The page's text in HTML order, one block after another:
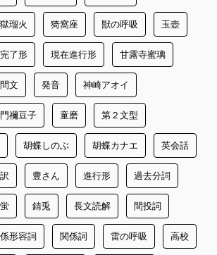
瑠火 猗窩座 獣の呼吸 玉壺
了形 現在進行形 甘露寺蜜璃
文 発音 神崎アオイ
禰豆子 童磨 第２文型
胡蝶しのぶ 胡蝶カナエ 英会話
豊さん 進行形 過去分詞
錆兎 長文読解 間投詞
形容詞 関係詞 雷の呼吸 高校